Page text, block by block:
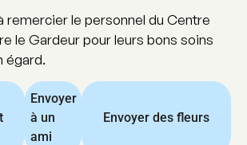
remercier le personnel du Centre
le Gardeur pour leurs bons soins
égard.
Envoyer
à un
ami
Envoyer des fleurs